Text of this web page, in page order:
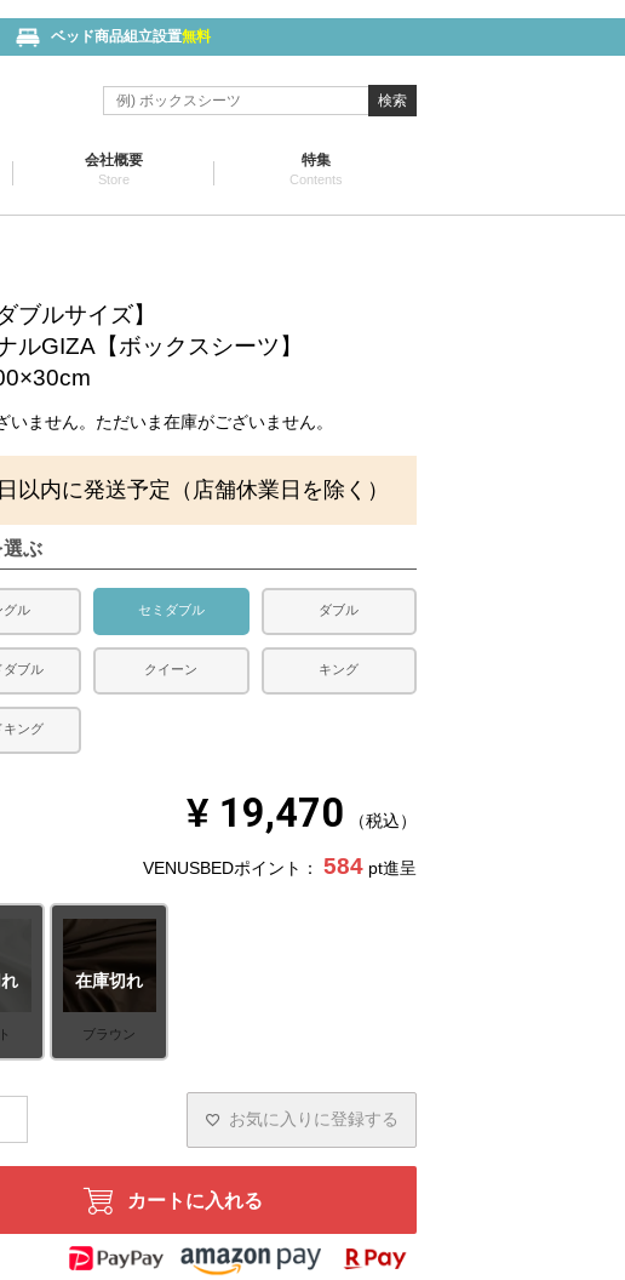
ベッド商品組立設置無料
検索
会社概要
Store
特集
Contents
ブルサイズ】
ルGIZA【ボックスシーツ】
いません。ただいま在庫がございません。
以内に発送予定（店舗休業日を除く）
ぶ
グル セミダブル ダブル
ダブル クイーン キング
キング
¥ 19,470 税込
VENUSBEDポイント： 584 pt進呈
ブラウン
在庫切れ
お気に入りに登録する
カートに入れる